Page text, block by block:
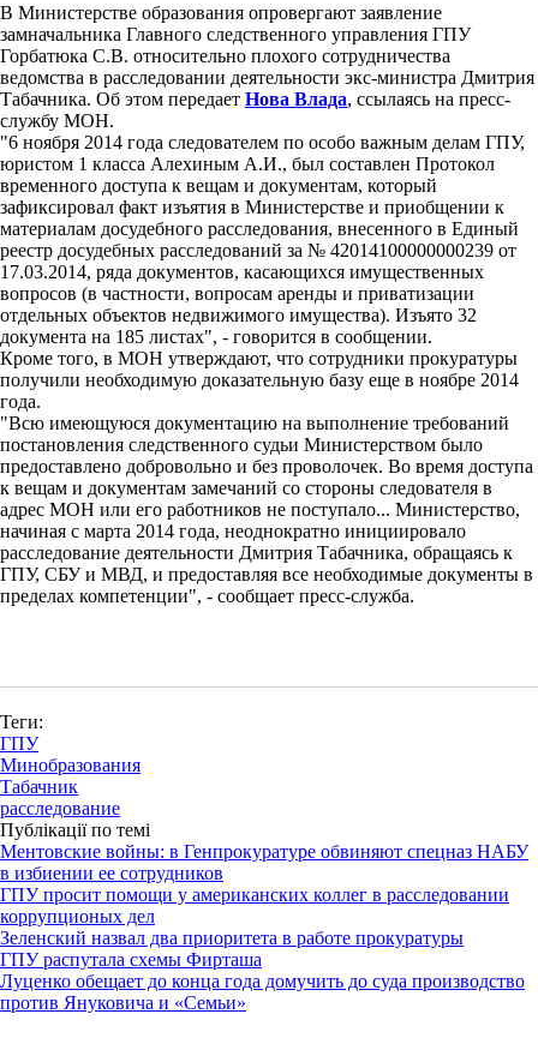
В Министерстве образования опровергают заявление
замначальника Главного следственного управления ГПУ
Горбатюка С.В. относительно плохого сотрудничества
ведомства в расследовании деятельности экс-министра Дмитрия
Табачника. Об этом передает Нова Влада, ссылаясь на пресс-
службу МОН.
"6 ноября 2014 года следователем по особо важным делам ГПУ,
юристом 1 класса Алехиным А.И., был составлен Протокол
временного доступа к вещам и документам, который
зафиксировал факт изъятия в Министерстве и приобщении к
материалам досудебного расследования, внесенного в Единый
реестр досудебных расследований за № 42014100000000239 от
17.03.2014, ряда документов, касающихся имущественных
вопросов (в частности, вопросам аренды и приватизации
отдельных объектов недвижимого имущества). Изъято 32
документа на 185 листах", - говорится в сообщении.
Кроме того, в МОН утверждают, что сотрудники прокуратуры
получили необходимую доказательную базу еще в ноябре 2014
года.
"Всю имеющуюся документацию на выполнение требований
постановления следственного судьи Министерством было
предоставлено добровольно и без проволочек. Во время доступа
к вещам и документам замечаний со стороны следователя в
адрес МОН или его работников не поступало... Министерство,
начиная с марта 2014 года, неоднократно инициировало
расследование деятельности Дмитрия Табачника, обращаясь к
ГПУ, СБУ и МВД, и предоставляя все необходимые документы в
пределах компетенции", - сообщает пресс-служба.
Теги:
ГПУ
Минобразования
Табачник
расследование
Публікації по темі
Ментовские войны: в Генпрокуратуре обвиняют спецназ НАБУ
в избиении ее сотрудников
ГПУ просит помощи у американских коллег в расследовании
коррупционых дел
Зеленский назвал два приоритета в работе прокуратуры
ГПУ распутала схемы Фирташа
Луценко обещает до конца года домучить до суда производство
против Януковича и «Семьи»